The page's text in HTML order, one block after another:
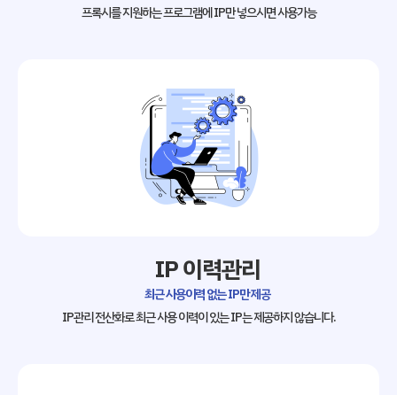
프록시를 지원하는 프로그램에 IP만넣으시면 사용가능
IP 이력관리
최근 사용이력 없는 IP만 제공
IP관리 전산화로 최근 사용 이력이 있는IP는 제공하지 않습니다.